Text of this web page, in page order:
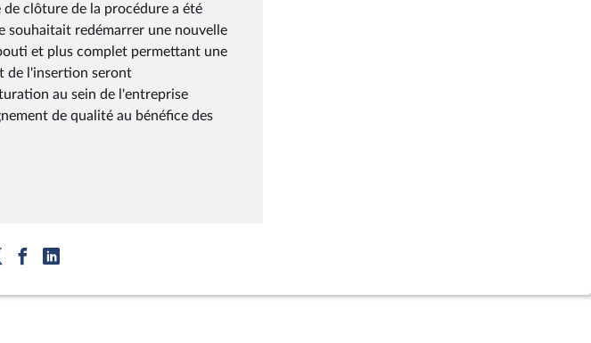
clôture de la procédure a été
souhaitait redémarrer une nouvelle
et plus complet permettant une
de l'insertion seront
au sein de l'entreprise
de qualité au bénéfice des